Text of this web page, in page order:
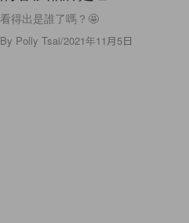
看得出是誰了嗎？🤩
By Polly Tsai/2021年11月5日